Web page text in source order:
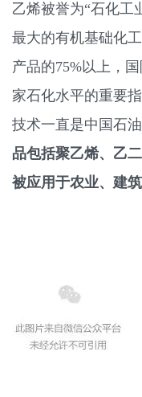
乙烯被誉为“石化工
最大的有机基础化
产品的75%以上，
家石化水平的重要
技术一直是中国石
品包括聚乙烯、乙
被应用于农业、建